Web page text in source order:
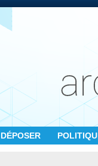
DÉPOSER